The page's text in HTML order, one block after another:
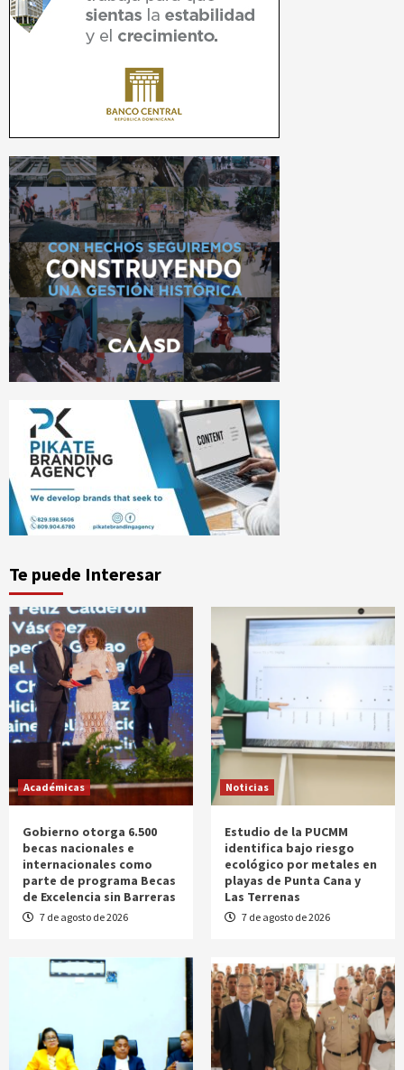
Te puede Interesar
Académicas
Gobierno otorga 6.500
becas nacionales e
internacionales como
parte de programa Becas
de Excelencia sin Barreras
7 de agosto de 2026
Noticias
Estudio de la PUCMM
identifica bajo riesgo
ecológico por metales en
playas de Punta Cana y
Las Terrenas
7 de agosto de 2026